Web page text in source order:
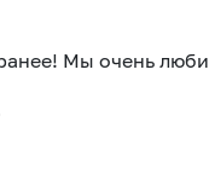
Мы очень